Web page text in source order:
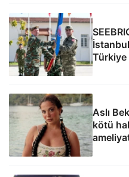
kadar
Aslı
kötü